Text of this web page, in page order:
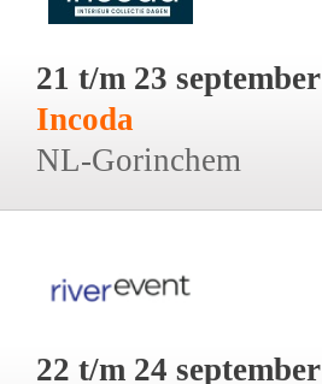
21 t/m 23 september
Incoda
NL-Gorinchem
22 t/m 24 september